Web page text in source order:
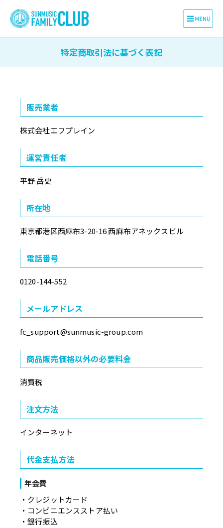
特定商取引法に基づく表記
販売業者
株式会社エフプレイン
運営責任者
平野 岳史
所在地
東京都港区西麻布3-20-16 西麻布アネックスビル
電話番号
0120-144-552
メールアドレス
fc_support@sunmusic-group.com
商品販売価格以外の必要料金
消費税
注文方法
インターネット
代金支払方法
年会費
・クレジットカード
・コンビニエンスストア払い
・銀行振込